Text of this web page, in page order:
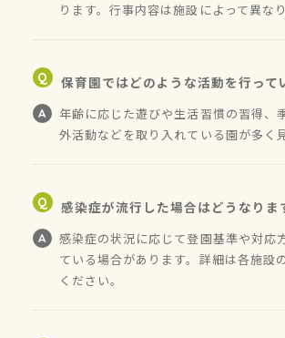
ります。行事内容は施設によって異なり
保育園ではどのような活動を行って
年齢に応じた遊びや生活習慣の習得、
外活動などを取り入れている園が多く
感染症が流行した場合はどうなりま
感染症の状況に応じて登園基準や対応
ている場合があります。詳細は各施設
ください。